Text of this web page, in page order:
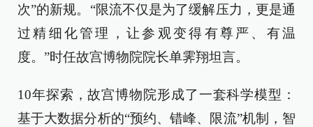
次”的新规。“限流不仅是为了缓解压力，更是通
过精细化管理，让参观变得有尊严、有温
度。”时任故宫博物院院长单霁翔坦言。
10年探索，故宫博物院形成了一套科学模型：
基于大数据分析的“预约、错峰、限流”机制，智